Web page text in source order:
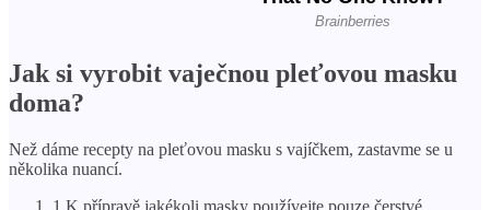
Jak si vyrobit vaječnou pleťovou masku
doma?
Než dáme recepty na pleťovou masku s vajíčkem, zastavme se u
několika nuancí.